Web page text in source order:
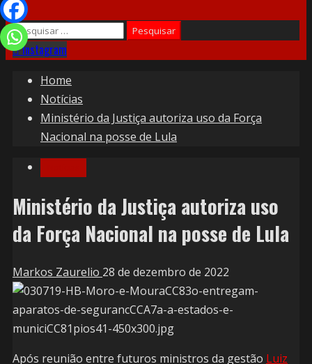
Instagram
Home
Notícias
Ministério da Justiça autoriza uso da Força
Nacional na posse de Lula
Ministério da Justiça autoriza uso
da Força Nacional na posse de Lula
Markos Zaurelio 28 de dezembro de 2022
Após reunião entre futuros ministros da gestão Luiz